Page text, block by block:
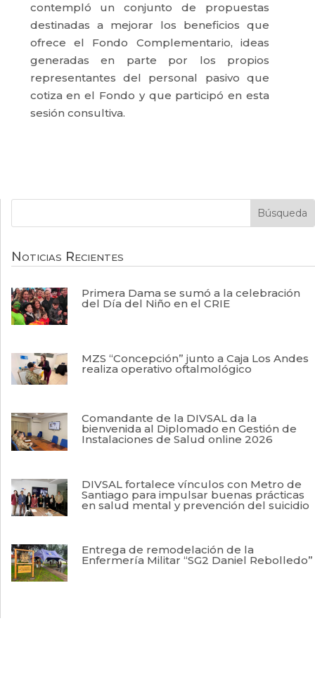
contempló un conjunto de propuestas
destinadas a mejorar los beneficios que
ofrece el Fondo Complementario, ideas
generadas en parte por los propios
representantes del personal pasivo que
cotiza en el Fondo y que participó en esta
sesión consultiva.
Noticias Recientes
Primera Dama se sumó a la celebración
del Día del Niño en el CRIE
MZS “Concepción” junto a Caja Los Andes
realiza operativo oftalmológico
Comandante de la DIVSAL da la
bienvenida al Diplomado en Gestión de
Instalaciones de Salud online 2026
DIVSAL fortalece vínculos con Metro de
Santiago para impulsar buenas prácticas
en salud mental y prevención del suicidio
Entrega de remodelación de la
Enfermería Militar “SG2 Daniel Rebolledo”